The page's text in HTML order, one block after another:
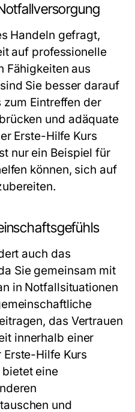
Handeln gefragt,
auf professionelle
Fähigkeiten aus
Sie besser darauf
Eintreffen der
und adäquate
Erste-Hilfe Kurs
nur ein Beispiel für
können, sich auf
auch das
Sie gemeinsam mit
in Notfallsituationen
das Vertrauen
innerhalb einer
Hilfe Kurs
eine
und